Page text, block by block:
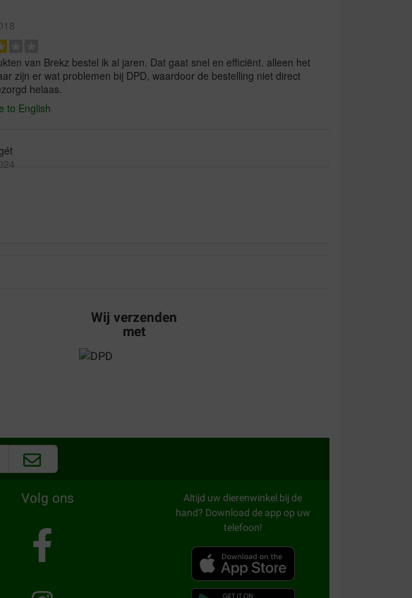
van Brekz bestel ik al jaren. Dat gaat snel en efficiënt. alleen het
zijn er wat problemen bij DPD, waardoor de bestelling niet direct
helaas.
to English
zwischendurch. Meine Großen und meine Kleinen mögen sie
geliefert, meine Hunde lieben sie
, pas le préféré de mon chien.
to English
Wij verzenden
met
Volg ons
Altijd uw dierenwinkel bij de
hand? Download de app op uw
telefoon!